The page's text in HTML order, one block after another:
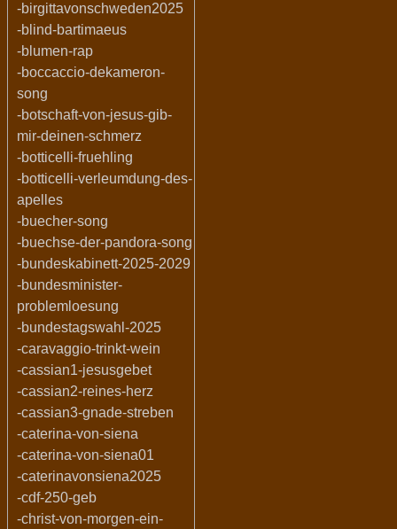
-birgittavonschweden2025
-blind-bartimaeus
-blumen-rap
-boccaccio-dekameron-
song
-botschaft-von-jesus-gib-
mir-deinen-schmerz
-botticelli-fruehling
-botticelli-verleumdung-des-
apelles
-buecher-song
-buechse-der-pandora-song
-bundeskabinett-2025-2029
-bundesminister-
problemloesung
-bundestagswahl-2025
-caravaggio-trinkt-wein
-cassian1-jesusgebet
-cassian2-reines-herz
-cassian3-gnade-streben
-caterina-von-siena
-caterina-von-siena01
-caterinavonsiena2025
-cdf-250-geb
-christ-von-morgen-ein-